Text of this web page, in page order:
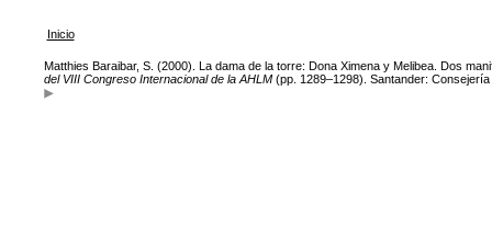
Inicio
Matthies Baraibar, S. (2000). La dama de la torre: Dona Ximena y Melibea. Dos
del VIII Congreso Internacional de la AHLM(pp. 1289–1298). Santander: